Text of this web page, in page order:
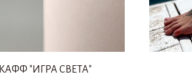
КАФФ "ИГРА СВЕТА"